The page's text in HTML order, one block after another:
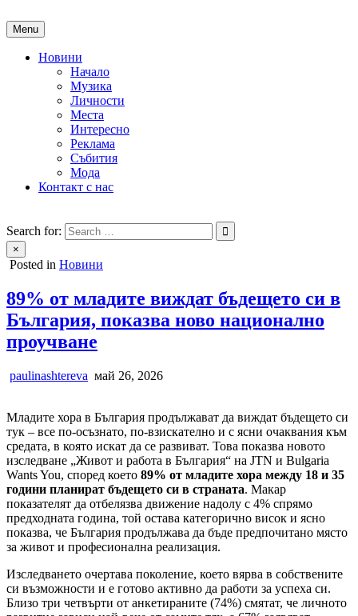
to
content
Menu
Новини
Начало
Музика
Личности
Места
Интересно
Реклама
Събития
Мода
Контакт с нас
People of Bulgaria
За хората на България
Search for:
×
Posted in Новини
89% от младите виждат бъдещето си в
България, показва ново национално
проучване
paulinashtereva май 26, 2026
Младите хора в България продължават да виждат бъдещето си
тук – все по-осъзнато, по-взискателно и с ясни очаквания към
средата, в която искат да се развиват. Това показва новото
изследване „Живот и работа в България“ на JTN и Bulgaria
Wants You, според което 89% от младите хора между 18 и 35
години планират бъдещето си в страната. Макар
показателят да отбелязва движение надолу с 4% спрямо
предходната година, той остава категорично висок и ясно
показва, че България продължава да бъде предпочитано място
за живот и професионална реализация.
Изследването очертава поколение, което вярва в собствените
си възможности и е готово активно да работи за успеха си.
Близо три четвърти от анкетираните (74%) смятат, че личното